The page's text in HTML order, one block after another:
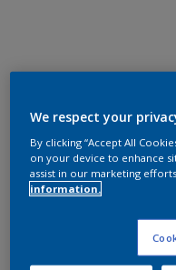
We respect your
By clicking “Accept All
on your device to enhance
assist in our marketing
information.